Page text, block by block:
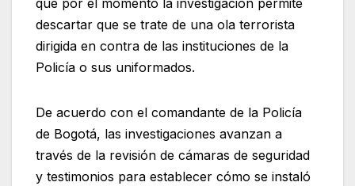
que por el momento la investigación permite
descartar que se trate de una ola terrorista
dirigida en contra de las instituciones de la
Policía o sus uniformados.
De acuerdo con el comandante de la Policía
de Bogotá, las investigaciones avanzan a
través de la revisión de cámaras de seguridad
y testimonios para establecer cómo se instaló